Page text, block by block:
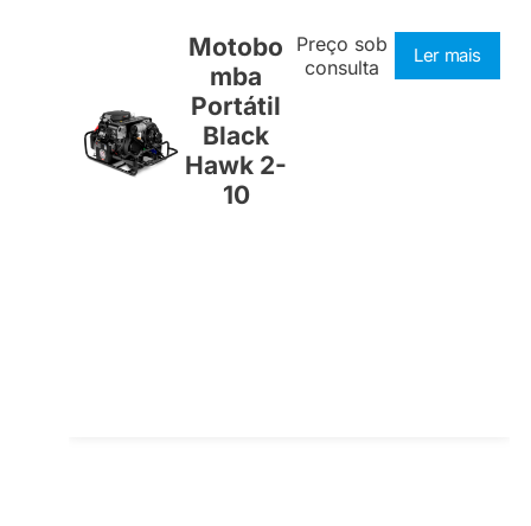
Motobo
mba
Portátil
Black
Hawk 2-
10
Preço sob
consulta
Ler mais